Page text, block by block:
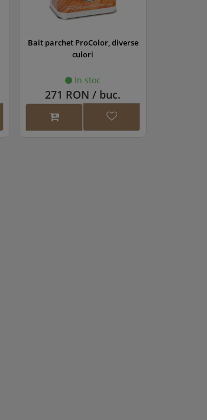
Lac parchet Lobadur WS Life
(lucios)
In stoc
104 RON / l